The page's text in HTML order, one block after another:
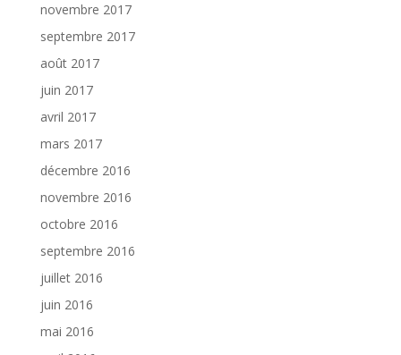
novembre 2017
septembre 2017
août 2017
juin 2017
avril 2017
mars 2017
décembre 2016
novembre 2016
octobre 2016
septembre 2016
juillet 2016
juin 2016
mai 2016